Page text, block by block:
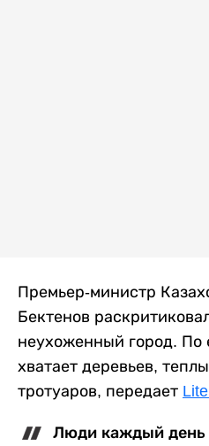
Премьер-министр
Бектенов
неухоженный город. По
хватает деревьев,
тротуаров, передает
Люди каждый день